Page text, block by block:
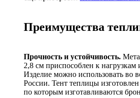
Преимущества
Прочность и устойчивость.
2,8 см приспособлен к нагрузкам
Изделие можно использовать во
России. Тент теплицы
по которым изготавливаются